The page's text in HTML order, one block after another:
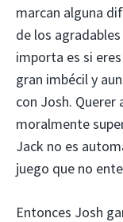
marcan alguna
de los
importa es si
gran imbécil y
con Josh.
moralmente
Jack no es
juego que no
Entonces Josh